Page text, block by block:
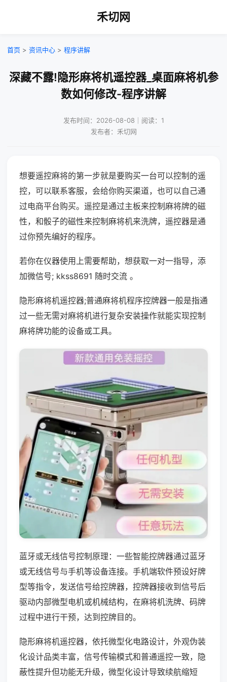
禾切网
首页 > 资讯中心 > 程序讲解
深藏不露!隐形麻将机遥控器_桌面麻将机参
数如何修改-程序讲解
发布时间：2026-08-08｜阅读：1
发布者：禾切网
想要遥控麻将的第一步就是要购买一台可以控制的遥
控，可以联系客服，会给你购买渠道，也可以自己通
过电商平台购买。遥控是通过主板来控制麻将牌的磁
性，和骰子的磁性来控制麻将机来洗牌，遥控器是通
过你预先编好的程序。
若你在仪器使用上需要帮助，想获取一对一指导，添
加微信号; kkss8691 随时交流 。
隐形麻将机遥控器;普通麻将机程序控牌器一般是指通
过一些无需对麻将机进行复杂安装操作就能实现控制
麻将牌功能的设备或工具。
蓝牙或无线信号控制原理：一些智能控牌器通过蓝牙
或无线信号与手机等设备连接。手机端软件预设好牌
型等指令，发送信号给控牌器，控牌器接收到信号后
驱动内部微型电机或机械结构，在麻将机洗牌、码牌
过程中进行干预，达到控牌目的。
隐形麻将机遥控器，依托微型化电路设计，外观伪装
化设计品类丰富，信号传输模式和普通遥控一致，隐
蔽性提升但功能无升级，微型化设计导致续航缩短